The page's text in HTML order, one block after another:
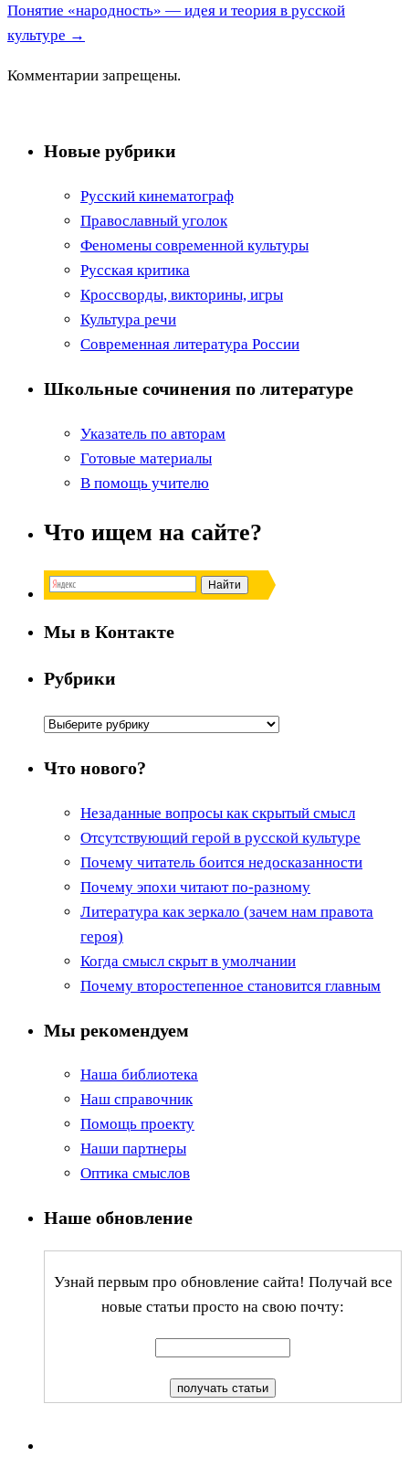
Понятие «народность» — идея и теория в русской
культуре →
Комментарии запрещены.
Новые рубрики
Русский кинематограф
Православный уголок
Феномены современной культуры
Русская критика
Кроссворды, викторины, игры
Культура речи
Современная литература России
Школьные сочинения по литературе
Указатель по авторам
Готовые материалы
В помощь учителю
Что ищем на сайте?
Мы в Контакте
Рубрики
Рубрики
Что нового?
Незаданные вопросы как скрытый смысл
Отсутствующий герой в русской культуре
Почему читатель боится недосказанности
Почему эпохи читают по-разному
Литература как зеркало (зачем нам правота
героя)
Когда смысл скрыт в умолчании
Почему второстепенное становится главным
Мы рекомендуем
Наша библиотека
Наш справочник
Помощь проекту
Наши партнеры
Оптика смыслов
Наше обновление
Узнай первым про обновление сайта! Получай все
новые статьи просто на свою почту: